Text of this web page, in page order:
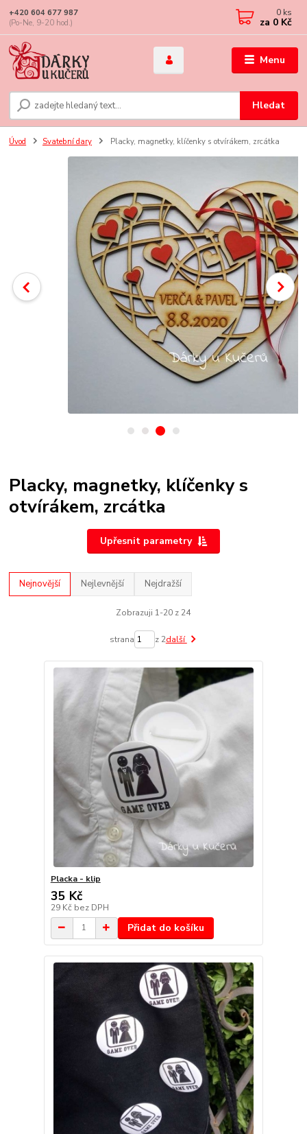
Menu
Hledat
+420 604 677 987
(Po-Ne, 9-20 hod.)
0 ks
za 0 Kč
Úvod Svatební dary Placky, magnetky, klíčenky s otvírákem, zrcátka
Placky, magnetky, klíčenky s
otvírákem, zrcátka
Upřesnit parametry
Nejnovější Nejlevnější Nejdražší
Zobrazuji 1-20 z 24
strana z 2další
Placka - klip
35 Kč
29 Kč bez DPH
Přidat do košíku